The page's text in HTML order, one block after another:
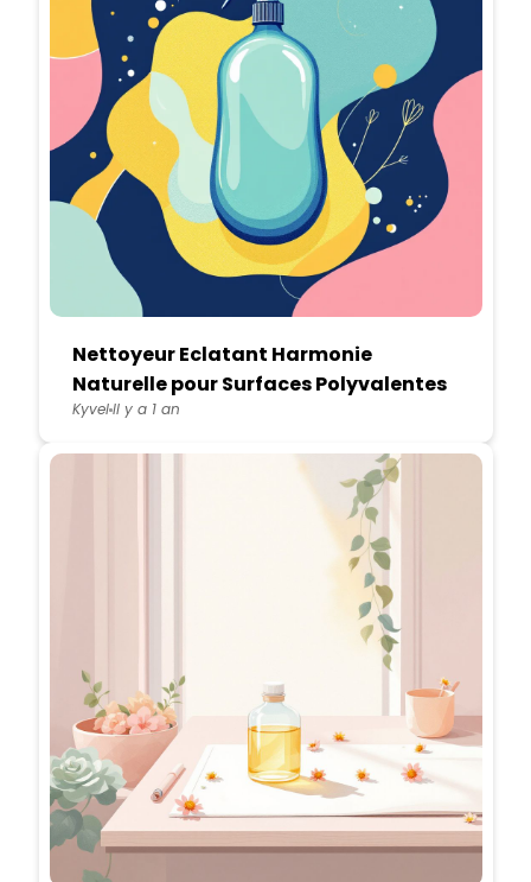
Nettoyeur Eclatant Harmonie
Naturelle pour Surfaces Polyvalentes
KyvelIl y a 1 an